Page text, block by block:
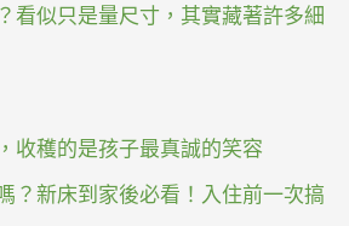
看似只是量尺寸，其實藏著許多細
收穫的是孩子最真誠的笑容
？新床到家後必看！入住前一次搞